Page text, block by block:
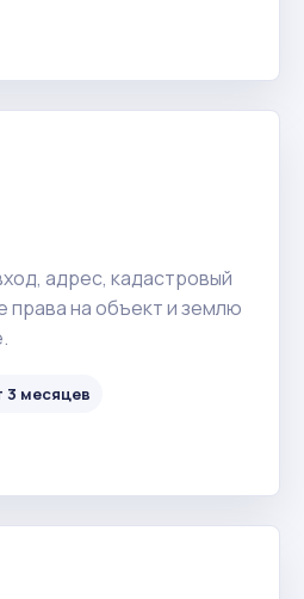
адрес, кадастровый
на объект и землю
3 месяцев